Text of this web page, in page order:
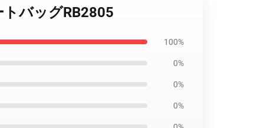
バッグRB2805
100%
0%
0%
0%